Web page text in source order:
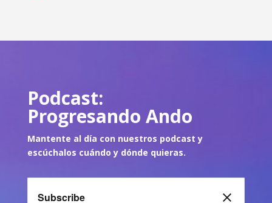
Podcast:
Progresando Ando
Mantente al día con nuestros podcast y
escúchalos cuándo y dónde quieras.